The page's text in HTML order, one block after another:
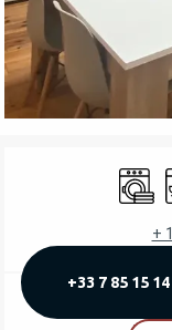
Lave
+
+33 7 85 15 14